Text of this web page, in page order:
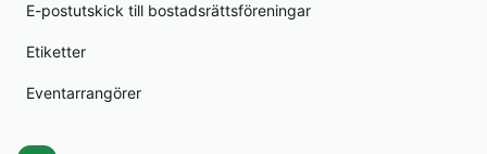
E-postutskick till bostadsrättsföreningar
Etiketter
Eventarrangörer